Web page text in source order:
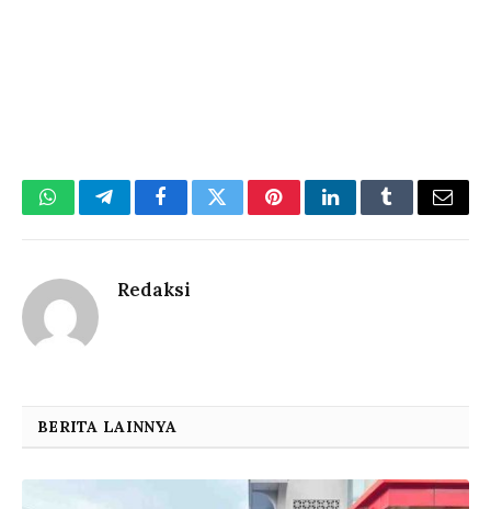
WhatsAppTelegramFacebookTwitterPinterestLinkedInTumblrEmail
Redaksi
BERITA LAINNYA